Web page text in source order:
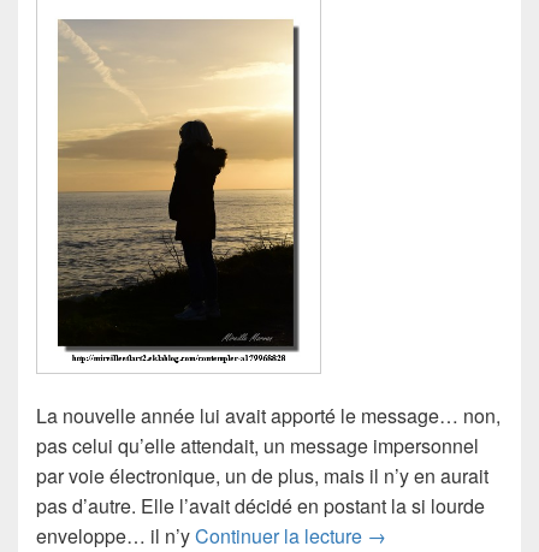
La nouvelle année lui avait apporté le message… non,
pas celui qu’elle attendait, un message impersonnel
par voie électronique, un de plus, mais il n’y en aurait
pas d’autre. Elle l’avait décidé en postant la si lourde
enveloppe… il n’yContinuer la lecture Bonne chance
→